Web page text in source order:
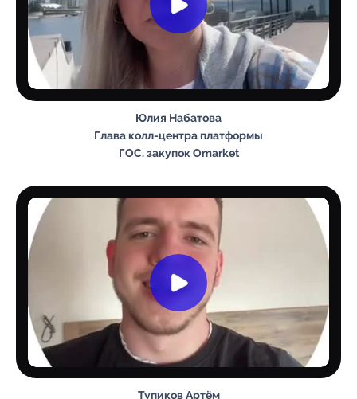
Юлия Набатова
Глава колл-центра платформы
ГОС. закупок Omarket
Тупиков Артём